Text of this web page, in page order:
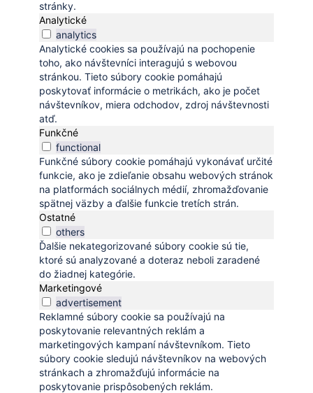
stránky.
Analytické
analytics
Analytické cookies sa používajú na pochopenie
toho, ako návštevníci interagujú s webovou
stránkou. Tieto súbory cookie pomáhajú
poskytovať informácie o metrikách, ako je počet
návštevníkov, miera odchodov, zdroj návštevnosti
atď.
Funkčné
functional
Funkčné súbory cookie pomáhajú vykonávať určité
funkcie, ako je zdieľanie obsahu webových stránok
na platformách sociálnych médií, zhromažďovanie
spätnej väzby a ďalšie funkcie tretích strán.
Ostatné
others
Ďalšie nekategorizované súbory cookie sú tie,
ktoré sú analyzované a doteraz neboli zaradené
do žiadnej kategórie.
Marketingové
advertisement
Reklamné súbory cookie sa používajú na
poskytovanie relevantných reklám a
marketingových kampaní návštevníkom. Tieto
súbory cookie sledujú návštevníkov na webových
stránkach a zhromažďujú informácie na
poskytovanie prispôsobených reklám.